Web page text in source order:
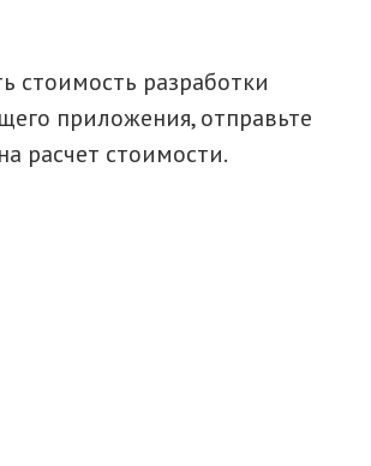
стоимость разработки
приложения, отправьте
расчет стоимости.